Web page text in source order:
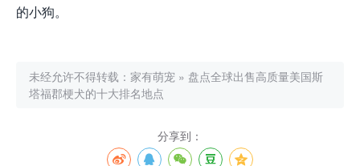
的小狗。
未经允许不得转载： 家有萌宠 » 盘点全球出售高质量美国斯
塔福郡梗犬的十大排名地点
分享到：